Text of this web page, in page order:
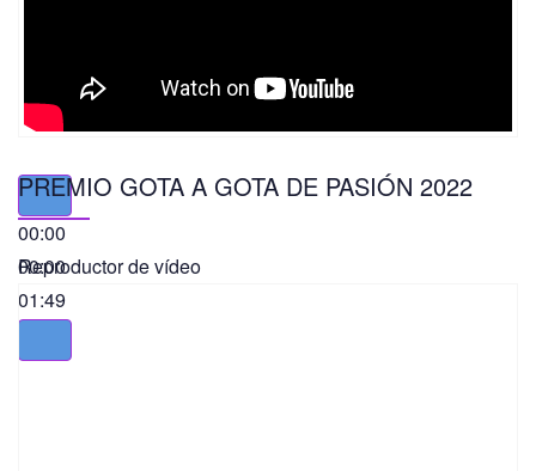
00:00
00:00
01:49
PREMIO GOTA A GOTA DE PASIÓN 2022
Reproductor de vídeo